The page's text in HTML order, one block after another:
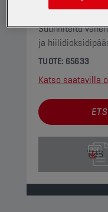
Suunniteltu
ja
TUOTE: 65633
Katso saatavilla
TDS